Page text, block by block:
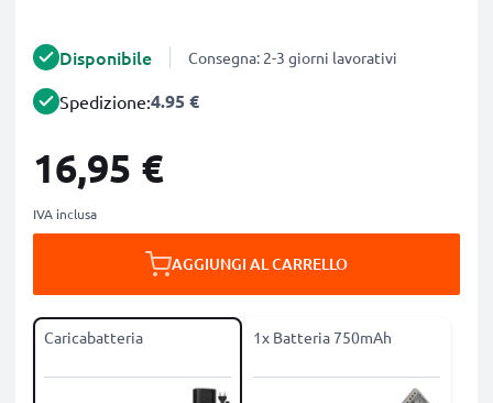
Disponibile Consegna: 2-3 giorni lavorativi
Spedizione:4.95 €
16,95 €
IVA inclusa
AGGIUNGI AL CARRELLO
Caricabatteria 1x Batteria 750mAh